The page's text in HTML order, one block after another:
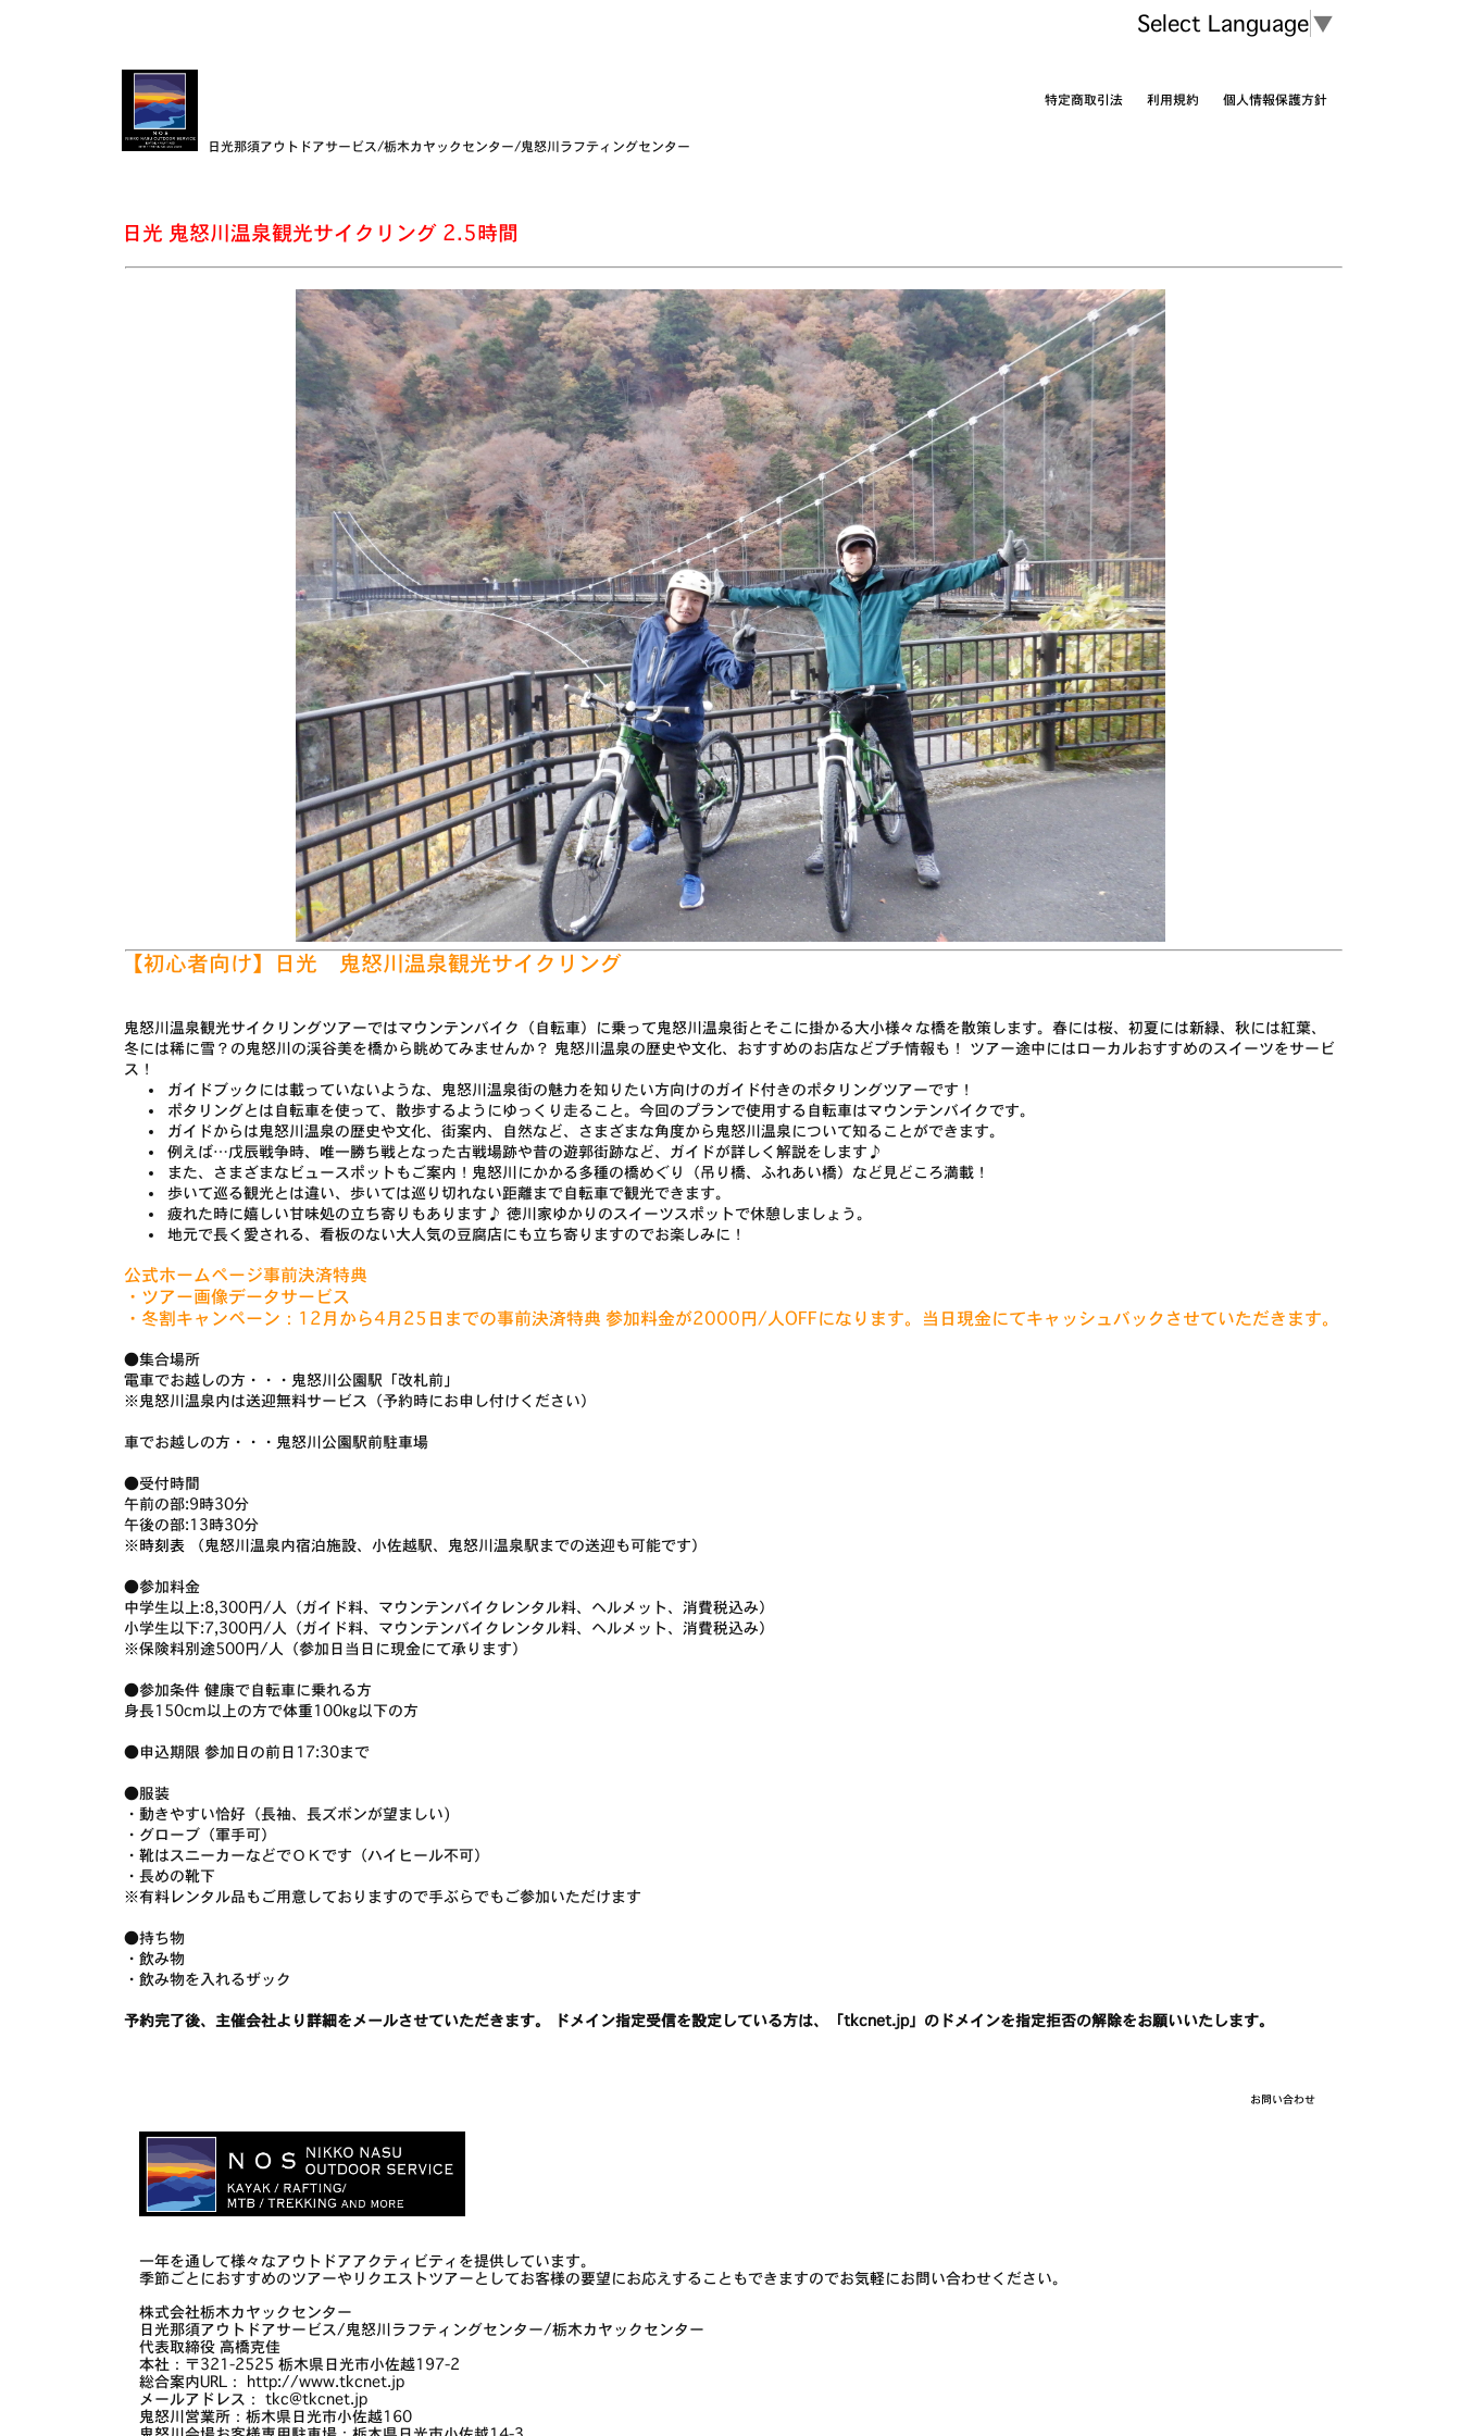
Select Language▼
日光那須アウトドアサービス/栃木カヤックセンター/鬼怒川ラフティングセンター
特定商取引法 利用規約 個人情報保護方針
日光 鬼怒川温泉観光サイクリング 2.5時間
【初心者向け】日光 鬼怒川温泉観光サイクリング
鬼怒川温泉観光サイクリングツアーではマウンテンバイク（自転車）に乗って鬼怒川温泉街とそこに掛かる大小様々な橋を散策します。春には桜、初夏には新緑、秋には紅葉、
冬には稀に雪？の鬼怒川の渓谷美を橋から眺めてみませんか？ 鬼怒川温泉の歴史や文化、おすすめのお店などプチ情報も！ ツアー途中にはローカルおすすめのスイーツをサービ
ス！
ガイドブックには載っていないような、鬼怒川温泉街の魅力を知りたい方向けのガイド付きのポタリングツアーです！
ポタリングとは自転車を使って、散歩するようにゆっくり走ること。今回のプランで使用する自転車はマウンテンバイクです。
ガイドからは鬼怒川温泉の歴史や文化、街案内、自然など、さまざまな角度から鬼怒川温泉について知ることができます。
例えば…戊辰戦争時、唯一勝ち戦となった古戦場跡や昔の遊郭街跡など、ガイドが詳しく解説をします♪
また、さまざまなビュースポットもご案内！鬼怒川にかかる多種の橋めぐり（吊り橋、ふれあい橋）など見どころ満載！
歩いて巡る観光とは違い、歩いては巡り切れない距離まで自転車で観光できます。
疲れた時に嬉しい甘味処の立ち寄りもあります♪ 徳川家ゆかりのスイーツスポットで休憩しましょう。
地元で長く愛される、看板のない大人気の豆腐店にも立ち寄りますのでお楽しみに！
公式ホームページ事前決済特典
・ツアー画像データサービス
・冬割キャンペーン：12月から4月25日までの事前決済特典 参加料金が2000円/人OFFになります。当日現金にてキャッシュバックさせていただきます。
●集合場所
電車でお越しの方・・・鬼怒川公園駅「改札前」
※鬼怒川温泉内は送迎無料サービス（予約時にお申し付けください）
車でお越しの方・・・鬼怒川公園駅前駐車場
●受付時間
午前の部:9時30分
午後の部:13時30分
※時刻表（鬼怒川温泉内宿泊施設、小佐越駅、鬼怒川温泉駅までの送迎も可能です）
●参加料金
中学生以上:8,300円/人（ガイド料、マウンテンバイクレンタル料、ヘルメット、消費税込み）
小学生以下:7,300円/人（ガイド料、マウンテンバイクレンタル料、ヘルメット、消費税込み）
※保険料別途500円/人（参加日当日に現金にて承ります）
●参加条件 健康で自転車に乗れる方
身長150cm以上の方で体重100㎏以下の方
●申込期限 参加日の前日17:30まで
●服装
・動きやすい恰好（長袖、長ズボンが望ましい)
・グローブ（軍手可）
・靴はスニーカーなどでＯＫです（ハイヒール不可）
・長めの靴下
※有料レンタル品もご用意しておりますので手ぶらでもご参加いただけます
●持ち物
・飲み物
・飲み物を入れるザック
予約完了後、主催会社より詳細をメールさせていただきます。 ドメイン指定受信を設定している方は、「tkcnet.jp」のドメインを指定拒否の解除をお願いいたします。
お問い合わせ
一年を通して様々なアウトドアアクティビティを提供しています。
季節ごとにおすすめのツアーやリクエストツアーとしてお客様の要望にお応えすることもできますのでお気軽にお問い合わせください。
株式会社栃木カヤックセンター
日光那須アウトドアサービス/鬼怒川ラフティングセンター/栃木カヤックセンター
代表取締役 高橋克佳
本社：〒321-2525 栃木県日光市小佐越197-2
総合案内URL： http://www.tkcnet.jp
メールアドレス： tkc@tkcnet.jp
鬼怒川営業所：栃木県日光市小佐越160